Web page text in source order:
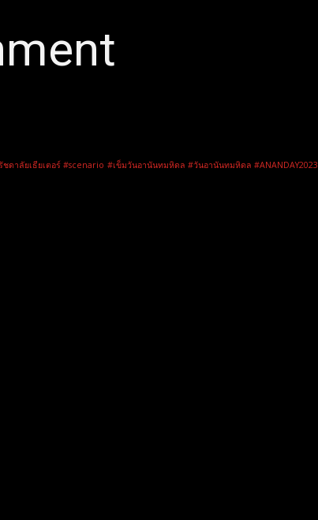
ดาลัยเธียเตอร์ #scenario #เข็มวันอานันทมหิดล #วันอานันทมหิดล #ANANDAY2023